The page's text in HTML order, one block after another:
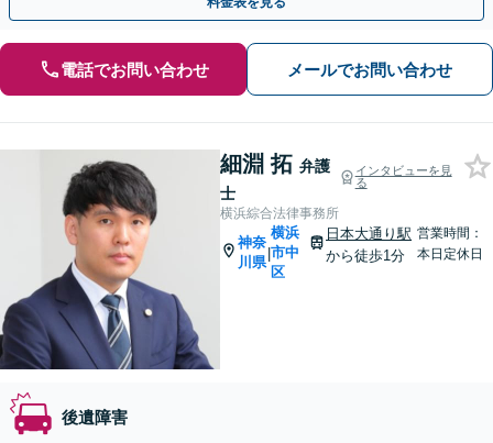
電話でお問い合わせ メールでお問い合わせ
細淵 拓 弁護
士
インタビューを見
る
横浜綜合法律事務所
神奈
川県
|
横浜
市中
区
日本大通り駅
から徒歩1分
営業時間：
本日定休日
後遺障害